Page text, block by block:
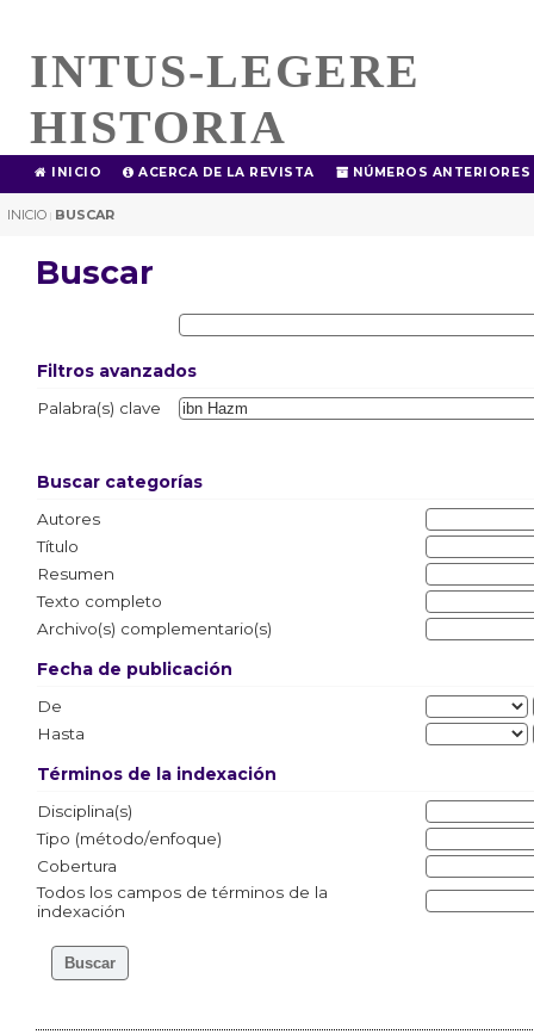
INTUS-LEGERE
HISTORIA
INICIO ACERCA DE LA REVISTA NÚMEROS ANTERIORES
INICIO | BUSCAR
Buscar
Filtros avanzados
Palabra(s) clave
Buscar categorías
Autores
Título
Resumen
Texto completo
Archivo(s) complementario(s)
Fecha de publicación
De
Hasta
Términos de la indexación
Disciplina(s)
Tipo (método/enfoque)
Cobertura
Todos los campos de términos de la
indexación